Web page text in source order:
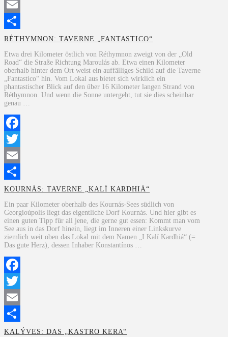
Twitter
Email
Teilen
RÉTHYMNON: TAVERNE „FANTASTICO“
Etwa drei Kilometer östlich von Réthymnon zweigt von der „Old
Road“ die Straße Richtung Maroulás ab. Etwa einen Kilometer
oberhalb hinter dem Ort weist ein auffälliges Schild auf die Taverne
„Fantastico“ hin. Vom Lokal aus bietet sich wirklich ein
phantastischer Blick auf den über 16 Kilometer langen Strand von
Réthymnon. Und wenn die Sonne untergeht, tut sie dies scheinbar
genau …
Facebook
Twitter
Email
Teilen
KOURNÁS: TAVERNE „KALÍ KARDHIÁ“
Ein paar Kilometer oberhalb des Kournás-Sees südlich von
Georgioúpolis liegt das eigentliche Dorf Kournás. Und hier gibt es
einen guten Tipp für all jene, die gerne gut essen: Kommt man vom
See aus in das Dorf hinein, liegt im Inneren einer Linkskurve
ziemlich weit oben das Lokal mit dem Namen „I Kalí Kardhiá“ (=
Das gute Herz), dessen Inhaber Konstantínos …
Facebook
Twitter
Email
Teilen
KALÝVES: DAS „KASTRO KERA“